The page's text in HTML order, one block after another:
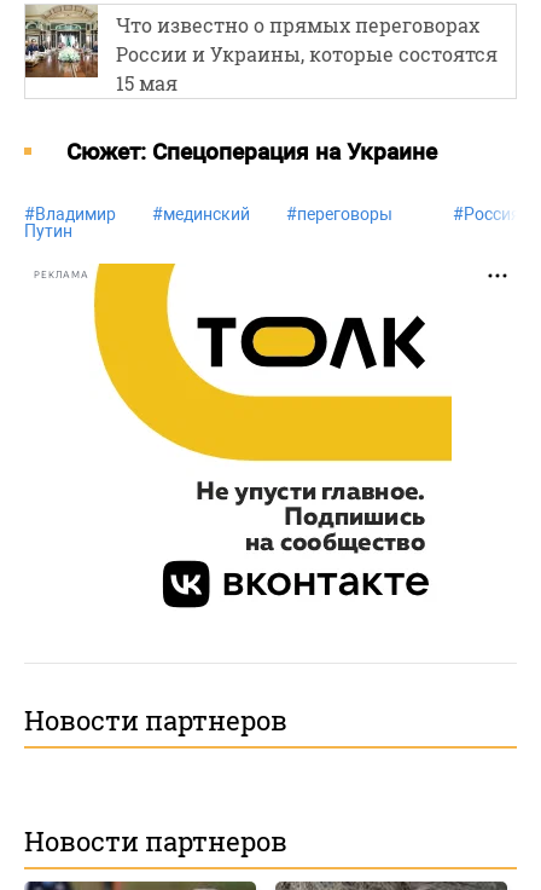
Что известно о прямых переговорах
России и Украины, которые состоятся
15 мая
Cюжет: Спецоперация на Украине
#Владимир
Путин
#мединский #переговоры #Россия
РЕКЛАМА
Новости партнеров
Новости партнеров